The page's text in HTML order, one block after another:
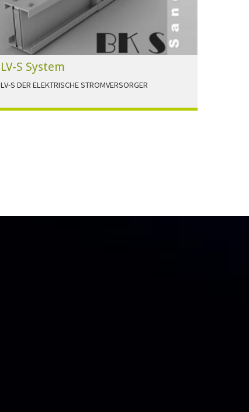
LV-S System
LV-S DER ELEKTRISCHE STROMVERSORGER